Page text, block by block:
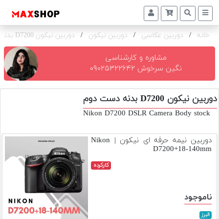
دوربین
و
تجهیزات
و
اکسسوری
دوم
اجاره
دوربین
و
خانه / دوربین عکاسی / دوربین نیکون / دوربین نیکون D7200 بدنه
مشاوره و کارشناسی
نگین سرخوش ۰۹۰۲۵۳۲۲۶۴۲
دوربین نیکون D7200 بدنه دست دوم
Nikon D7200 DSLR Camera Body stock
دوربین نیمه حرفه ای نیکون | Nikon
D7200+18-140mm
کارکرده
ناموجود
البرز